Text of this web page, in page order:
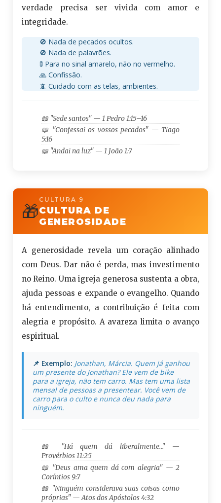
verdade precisa ser vivida com amor e
integridade.
🚫 Nada de pecados ocultos.
🚫 Nada de palavrões.
🚦 Para no sinal amarelo, não no vermelho.
🙏 Confissão.
📵 Cuidado com as telas, ambientes.
📖 "Sede santos" — 1 Pedro 1:15–16
📖 "Confessai os vossos pecados" — Tiago
5:16
📖 "Andai na luz" — 1 João 1:7
🎁
CULTURA 9
CULTURA DE
GENEROSIDADE
A generosidade revela um coração alinhado
com Deus. Dar não é perda, mas investimento
no Reino. Uma igreja generosa sustenta a obra,
ajuda pessoas e expande o evangelho. Quando
há entendimento, a contribuição é feita com
alegria e propósito. A avareza limita o avanço
espiritual.
📌 Exemplo: Jonathan, Márcia. Quem já ganhou
um presente do Jonathan? Ele vem de bike
para a igreja, não tem carro. Mas tem uma lista
mensal de pessoas a presentear. Você vem de
carro para o culto e nunca deu nada para
ninguém.
📖 "Há quem dá liberalmente…" —
Provérbios 11:25
📖 "Deus ama quem dá com alegria" — 2
Coríntios 9:7
📖 "Ninguém considerava suas coisas como
próprias" — Atos dos Apóstolos 4:32